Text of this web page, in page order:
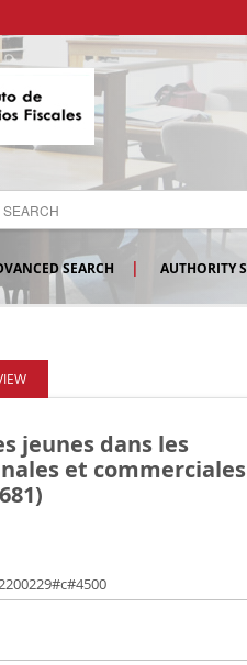
SEARCH AUTHORITY
jeunes dans les
et